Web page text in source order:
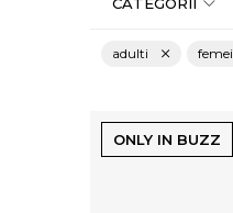
adulti femei
ONLY IN BUZZ